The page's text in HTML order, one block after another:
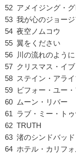
52 アメイジング・グ
53 我が心のジョージ
54 夜空ノムコウ
55 翼をください
56 川の流れのように
57 クリスマス・イブ
58 ステイン・アラ
59 ビフォー・ユー
60 ムーン・リバー
61 ラブ・ミー・トゥ
62 TRUTH
63 渚のシンドバッド
64 ホテル・カリフ